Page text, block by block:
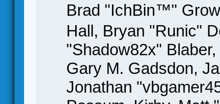
Brad "IchBin™"
Hall, Bryan "Runic"
"Shadow82x"
Gary M. Gadsdon,
Jonathan